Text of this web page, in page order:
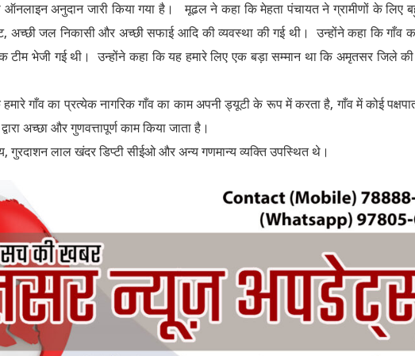
ऑनलाइन अनुदान जारी किया गया है। मूढल ने कहा कि मेहता पंचायत ने ग्रामीणों के लिए
जल निकासी और अच्छी सफाई आदि की व्यवस्था की गई थी। उन्होंने कहा कि गाँव
टीम भेजी गई थी। उन्होंने कहा कि यह हमारे लिए एक बड़ा सम्मान था कि अमृतसर जिले
गाँव का प्रत्येक नागरिक गाँव का काम अपनी ड्यूटी के रूप में करता है, गाँव में कोई
अच्छा और गुणवत्तापूर्ण काम किया जाता है।
गुरदाशन लाल खंदर डिप्टी सीईओ और अन्य गणमान्य व्यक्ति उपस्थित थे।